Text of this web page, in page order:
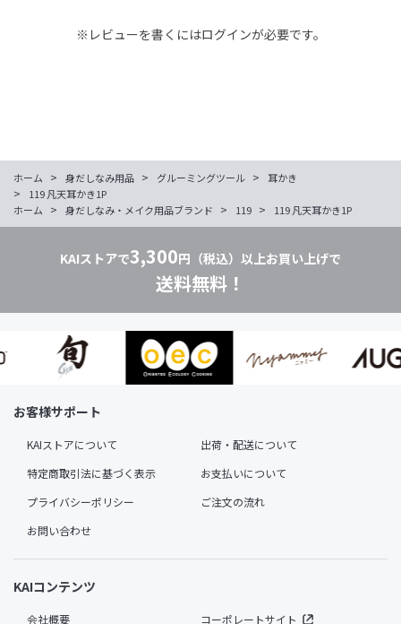
※レビューを書くにはログインが必要です。
ホーム > 身だしなみ用品 > グルーミングツール > 耳かき
>
119 凡天耳かき1P
ホーム
> 身だしなみ・メイク用品ブランド > 119 > 119 凡天耳かき1P
KAIストアで3,300円（税込）以上お買い上げで
送料無料！
お客様サポート
KAIストアについて
出荷・配送について
特定商取引法に基づく表示
お支払いについて
プライバシーポリシー
ご注文の流れ
お問い合わせ
KAIコンテンツ
会社概要 コーポレートサイト